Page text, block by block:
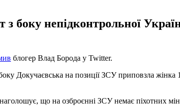
непідконтрольної
блогер Влад Борода у Twitter.
Докучаєвська на позиції ЗСУ приповзла
що на озброєнні ЗСУ немає піхотних мін